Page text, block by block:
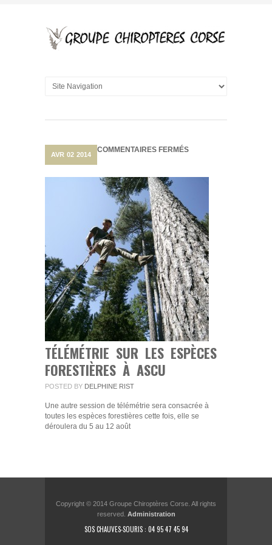
AVR 02 2014
COMMENTAIRES FERMÉSSUR
À
ASCU
TÉLÉMÉTRIE SUR LES ESPÈCES
FORESTIÈRES À ASCU
POSTED BY DELPHINE RIST
Une autre session de télémétrie sera consacrée à
toutes les espèces forestières cette fois, elle se
déroulera du 5 au 12 août
Copyright © 2014 Groupe Chiroptères Corse. All rights
reserved. Administration
SOS CHAUVES-SOURIS : 04 95 47 45 94